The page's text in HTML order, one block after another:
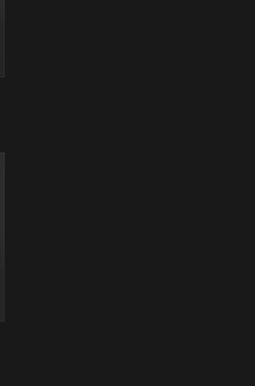
future